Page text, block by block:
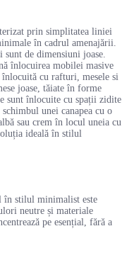
prin simplitatea liniei
în cadrul amenajării.
de dimensiuni joase.
înlocuirea mobilei masive
cu rafturi, mesele si
joase, tăiate în forme
sunt înlocuite cu spații zidite
unei canapea cu o
sau crem în locul uneia cu
ideală în stilul
în stilul minimalist este
neutre și materiale
pe esențial, fără a